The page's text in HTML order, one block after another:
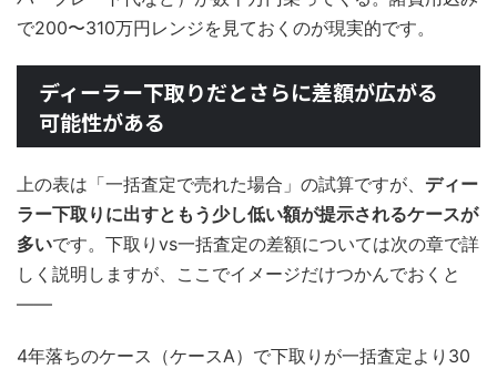
で200〜310万円レンジを見ておくのが現実的です。
ディーラー下取りだとさらに差額が広がる
可能性がある
上の表は「一括査定で売れた場合」の試算ですが、 ディー
ラー下取りに出すともう少し低い額が提示されるケースが
多いです。下取りvs一括査定の差額については次の章で詳
しく説明しますが、ここでイメージだけつかんでおくと
——
4年落ちのケース（ケースA）で下取りが一括査定より30